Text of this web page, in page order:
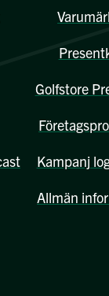
Golfstore
Kampanj
Allmän